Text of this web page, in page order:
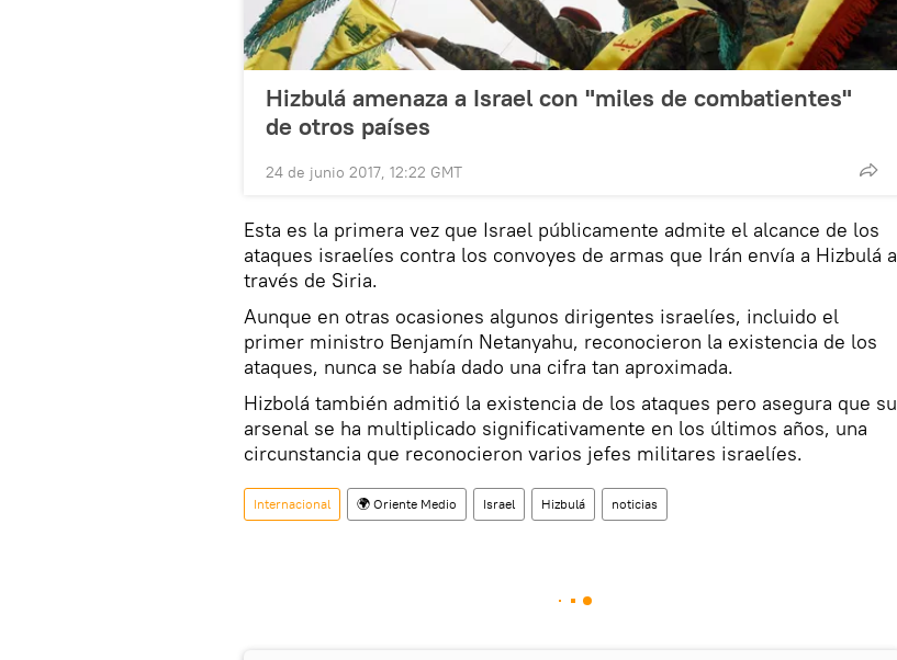
Hizbulá amenaza a Israel con "miles de combatientes"
de otros países
24 de junio 2017, 12:22 GMT
Esta es la primera vez que Israel públicamente admite el alcance de los
ataques israelíes contra los convoyes de armas que Irán envía a Hizbulá a
través de Siria.
Aunque en otras ocasiones algunos dirigentes israelíes, incluido el
primer ministro Benjamín Netanyahu, reconocieron la existencia de los
ataques, nunca se había dado una cifra tan aproximada.
Hizbolá también admitió la existencia de los ataques pero asegura que su
arsenal se ha multiplicado significativamente en los últimos años, una
circunstancia que reconocieron varios jefes militares israelíes.
Internacional 🌍 Oriente Medio Israel Hizbulá noticias